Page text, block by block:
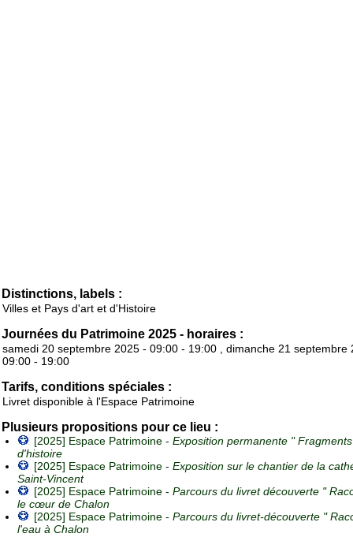
Distinctions, labels :
Villes et Pays d'art et d'Histoire
Journées du Patrimoine 2025 - horaires :
samedi 20 septembre 2025 - 09:00 - 19:00 , dimanche 21 septembre
09:00 - 19:00
Tarifs, conditions spéciales :
Livret disponible à l'Espace Patrimoine
Plusieurs propositions pour ce lieu :
[2025] Espace Patrimoine - Exposition permanente " Fragments
d'histoire
[2025] Espace Patrimoine - Exposition sur le chantier de la
Saint-Vincent
[2025] Espace Patrimoine - Parcours du livret découverte "
le cœur de Chalon
[2025] Espace Patrimoine - Parcours du livret-découverte "
l'eau à Chalon